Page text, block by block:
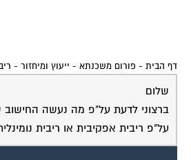
שלום
ברצוני לדעת על"פ מה נעשה
על"פ ריבית אפקיבית או ריבית